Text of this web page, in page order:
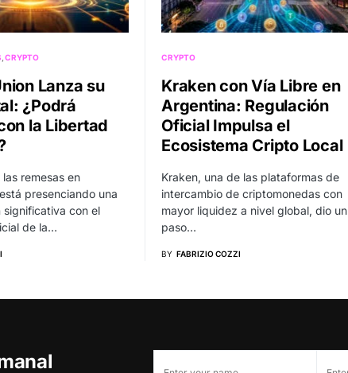
CRYPTO
Lanza su
¿Podrá
la Libertad
remesas en
presenciando una
significativa con el
de la…
CRYPTO
Kraken con Vía Libre en
Argentina: Regulación
Oficial Impulsa el
Ecosistema Cripto Local
Kraken, una de las plataformas de
intercambio de criptomonedas con
mayor liquidez a nivel global, dio un
paso…
BY FABRIZIO COZZI